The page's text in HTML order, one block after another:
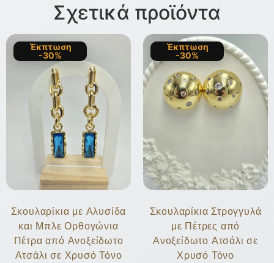
Σχετικά προϊόντα
Έκπτωση
-30%
Σκουλαρίκια με Αλυσίδα
και Μπλε Ορθογώνια
Πέτρα από Ανοξείδωτο
Ατσάλι σε Χρυσό Τόνο
Έκπτωση
-30%
Σκουλαρίκια Στρογγυλά
με Πέτρες από
Ανοξείδωτο Ατσάλι σε
Χρυσό Τόνο